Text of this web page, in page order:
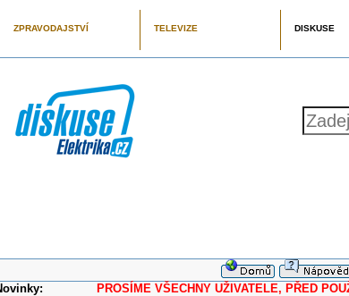
ZPRAVODAJSTVÍ TELEVIZE DISKUSE
PROSÍME VŠECHNY UŽIVATELE, PŘED